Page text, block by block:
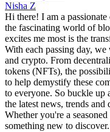
Nisha Z
Hi there! I am a
the fascinating world of
excites me most is the
With each passing day,
and crypto. From
tokens (NFTs), the
to help demystify these
to everyone. So buckle up
the latest news, trends and
Whether you're a
something new to